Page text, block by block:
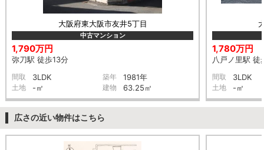
大阪府東大阪市友井5丁目
中古マンション
1,790万円
弥刀駅 徒歩13分
間取 3LDK 築年 1981年
土地 -㎡ 建物 63.25㎡
1,780万円
八戸ノ里駅 徒
間取 3LDK
土地 -㎡
広さの近い物件はこちら